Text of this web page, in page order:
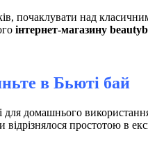
почаклувати над
інтернет-магазину
в Бьюті бай
і для домашнього
простотою в